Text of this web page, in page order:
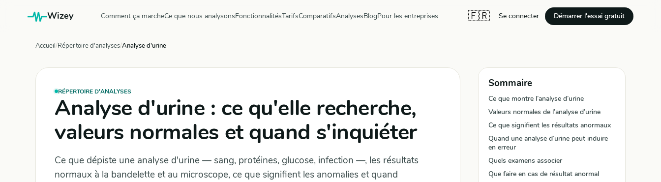
Wizey Comment ça marcheCe que nous analysonsFonctionnalitésTarifsComparatifsAnalysesBlogPour les entreprises 🇫🇷 Se connecter Démarrer l'essai gratuit
Accueil Répertoire d'analyses Analyse d'urine
RÉPERTOIRE D'ANALYSES
Analyse d'urine : ce qu'elle recherche,
valeurs normales et quand s'inquiéter
Ce que dépiste une analyse d'urine — sang, protéines, glucose, infection —, les résultats
normaux à la bandelette et au microscope, ce que signifient les anomalies et quand
Sommaire
Ce que montre l’analyse d’urine
Valeurs normales de l’analyse d’urine
Ce que signifient les résultats anormaux
Quand une analyse d’urine peut induire
en erreur
Quels examens associer
Que faire en cas de résultat anormal